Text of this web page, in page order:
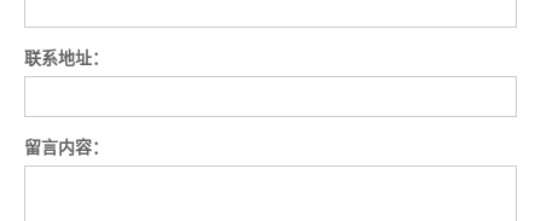
联系地址：
留言内容：